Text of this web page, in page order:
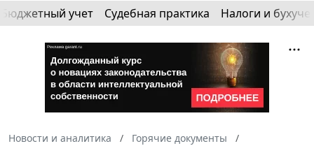
Бюджетный учет Судебная практика Налоги и
Новости и аналитика
Горячие документы